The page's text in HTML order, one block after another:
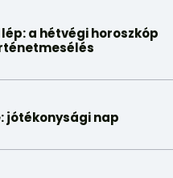
a hétvégi horoszkóp
jótékonysági nap